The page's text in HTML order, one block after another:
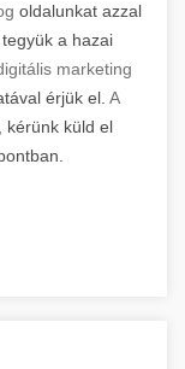
oldalunkat azzal
a hazai
marketing
érjük el. A
kérünk küld el